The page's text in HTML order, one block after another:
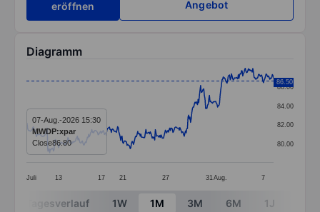
eröffnen
Angebot
Diagramm
Line chart with 394 data points.
The chart has 1 X axis displaying categories.
The chart has 1 Y axis displaying values. Data
Juli 13 17 21 27 31 Aug. 7
80.00
82.00
84.00
86.00
86.50
07-Aug.-2026 15:30
MWDP:xpar
Close86.80
End of interactive chart.
Tagesverlauf 1W 1M 3M 6M 1J